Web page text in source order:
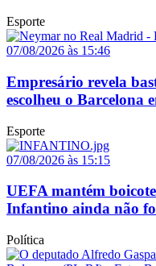
Esporte
07/08/2026 às 15:46
Empresário revela
escolheu o Barcelona
Esporte
07/08/2026 às 15:15
UEFA mantém
Infantino ainda não
Política